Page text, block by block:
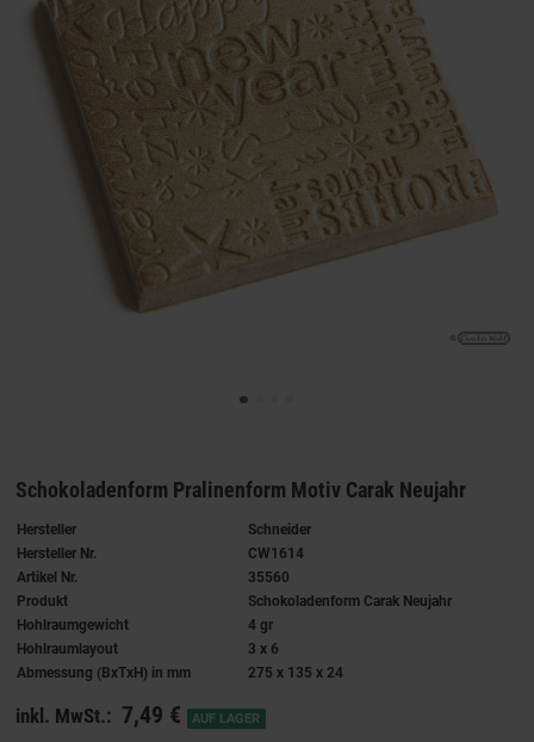
Schokoladenform Pralinenform Motiv Carak Neujahr
Hersteller
Schneider
Hersteller Nr.
CW1614
Artikel Nr.
35560
Produkt
Schokoladenform Carak Neujahr
Hohlraumgewicht
4 gr
Hohlraumlayout
3 x 6
Abmessung (BxTxH) in mm
275 x 135 x 24
inkl. MwSt.: 7,49 € AUF LAGER